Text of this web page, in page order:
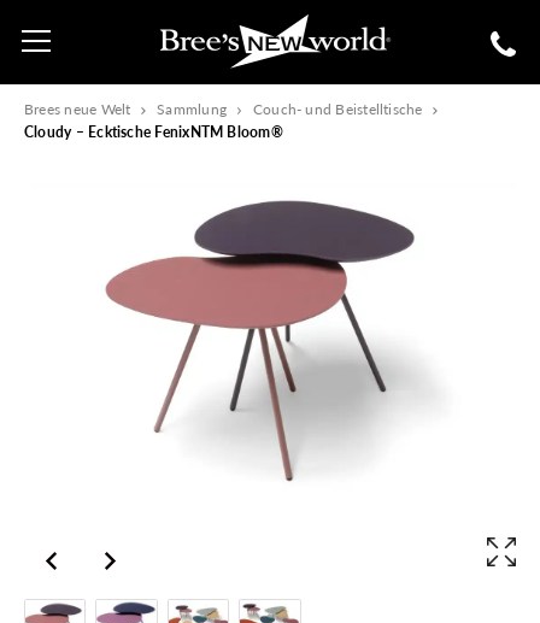
Brees neue Welt Sammlung
Couch- und Beistelltische
Cloudy – Ecktische FenixNTM Bloom®